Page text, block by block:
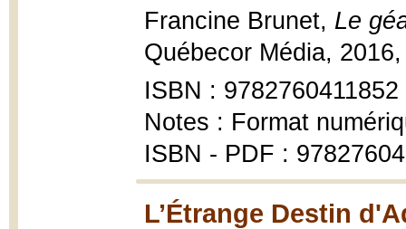
Francine Brunet, Le
Québecor Média,
ISBN : 9782760411852
Notes : Format
ISBN - PDF :
L’Étrange Destin